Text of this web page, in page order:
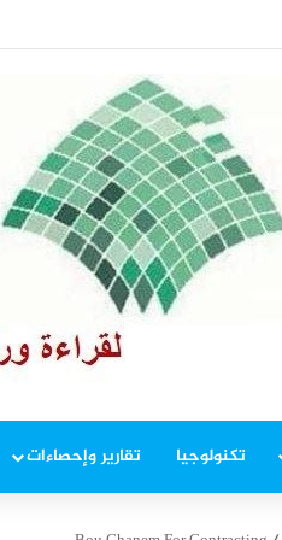
تكنولوجيا تقارير وإحصاءات